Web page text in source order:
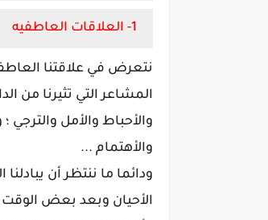
1- العلاقات العاطفيه
نتعرض في علاقتنا
المشاعر التي تثيرنا من
والأحباط والأمل
والأهتمام ...
ودائما ما ننتظر أن
الأحيان وبعد بعض